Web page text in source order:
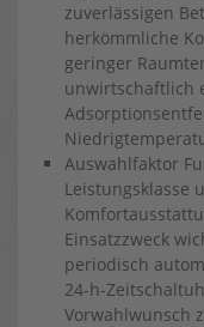
zuverlässigen
herkömmliche
geringer
unwirtschaftlich
Auswahlfaktor
Leistungsklasse
Einsatzzweck
periodisch
24-h-
Vorwahlwunsch